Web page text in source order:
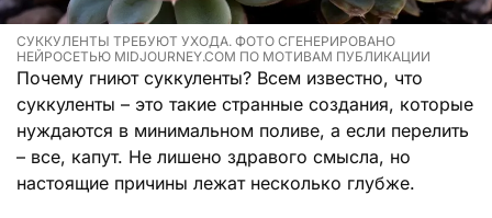
СУККУЛЕНТЫ ТРЕБУЮТ УХОДА. ФОТО СГЕНЕРИРОВАНО
НЕЙРОСЕТЬЮ MIDJOURNEY.COM ПО МОТИВАМ ПУБЛИКАЦИИ
Почему гниют суккуленты? Всем известно, что
суккуленты – это такие странные создания, которые
нуждаются в минимальном поливе, а если перелить
– все, капут. Не лишено здравого смысла, но
настоящие причины лежат несколько глубже.